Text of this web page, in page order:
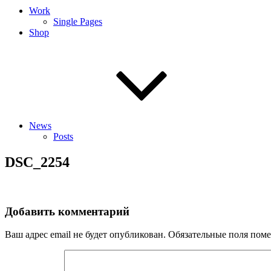
Work
Single Pages
Shop
News
Posts
DSC_2254
Добавить комментарий
Ваш адрес email не будет опубликован. Обязательные поля